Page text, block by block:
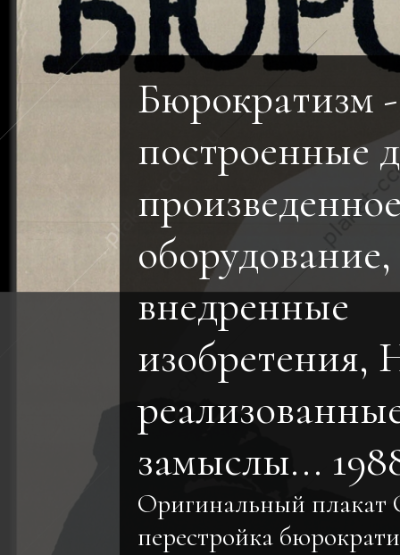
Бюрократизм
построенные
внедренные
изобретения,
замыслы...
Оригинальный
перестройка